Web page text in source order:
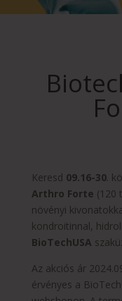
Keresd 09.16-30.
Arthro Forte (120
növényi
kondroitinnal,
BioTechUSA
Az akciós ár
érvényes a